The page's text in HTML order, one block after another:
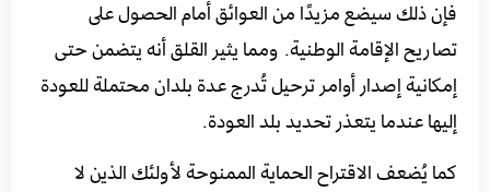
فإن ذلك سيضع مزيدًا من العوائق أمام الحصول على
تصاريح الإقامة الوطنية. ومما يثير القلق أنه يتضمن حتى
إمكانية إصدار أوامر ترحيل تُدرج عدة بلدان محتملة للعودة
إليها عندما يتعذر تحديد بلد العودة.
كما يُضعف الاقتراح الحماية الممنوحة لأولئك الذين لا